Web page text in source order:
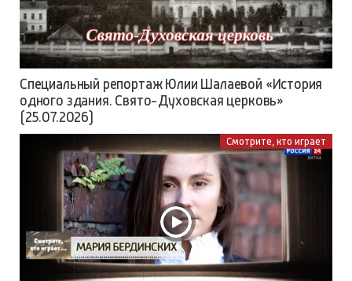
Специальный репортаж Юлии Шалаевой «История
одного здания. Свято-Духовская церковь»
(25.07.2026)
Смотрите, кто играет